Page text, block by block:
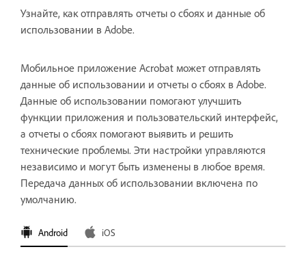
Узнайте, как отправлять отчеты о сбоях и данные об
использовании в Adobe.
Мобильное приложение Acrobat может отправлять
данные об использовании и отчеты о сбоях в Adobe.
Данные об использовании помогают улучшить
функции приложения и пользовательский интерфейс,
а отчеты о сбоях помогают выявить и решить
технические проблемы. Эти настройки управляются
независимо и могут быть изменены в любое время.
Передача данных об использовании включена по
умолчанию.
Android iOS